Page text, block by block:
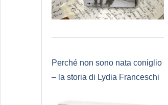
Perché non sono nata coniglio
– la storia di Lydia Franceschi